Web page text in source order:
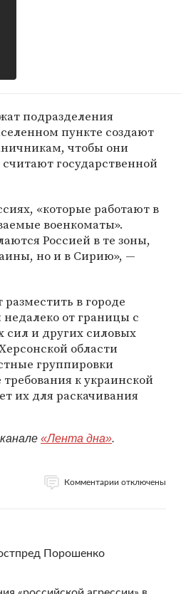
подразделения
пункте создают
чтобы они
государственной
«которые работают в
военкоматы».
Россией в те зоны,
но и в Сирию», —
в городе
от границы с
сил и других силовых
области
группировки
к украинской
их для раскачивания
«Лента дна».
Комментарии отключены
Порошенко